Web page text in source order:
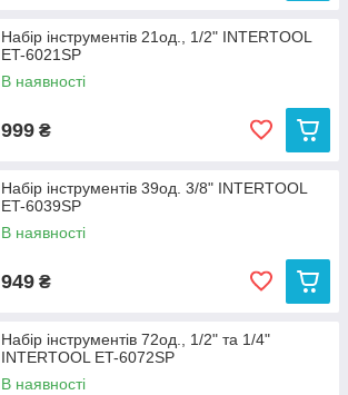
Набір інструментів 21од., 1/2" INTERTOOL
ET-6021SP
В наявності
999 ₴
Набір інструментів 39од. 3/8" INTERTOOL
ET-6039SP
В наявності
949 ₴
Набір інструментів 72од., 1/2" та 1/4"
INTERTOOL ET-6072SP
В наявності